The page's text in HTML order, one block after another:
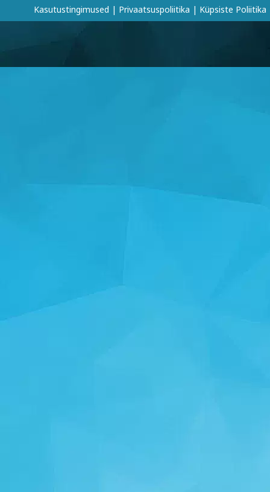
Kasutustingimused | Privaatsuspoliitika | Küpsiste Poliitika